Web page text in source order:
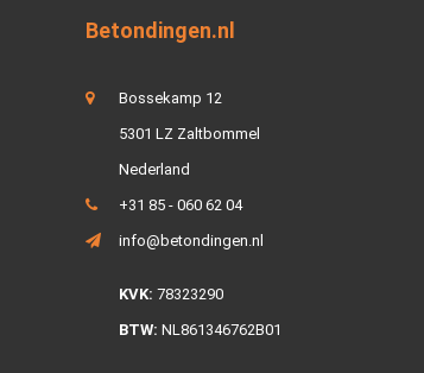
Betondingen.nl
Bossekamp 12
5301 LZ Zaltbommel
Nederland
+31 85 - 060 62 04
info@betondingen.nl
KVK: 78323290
BTW: NL861346762B01